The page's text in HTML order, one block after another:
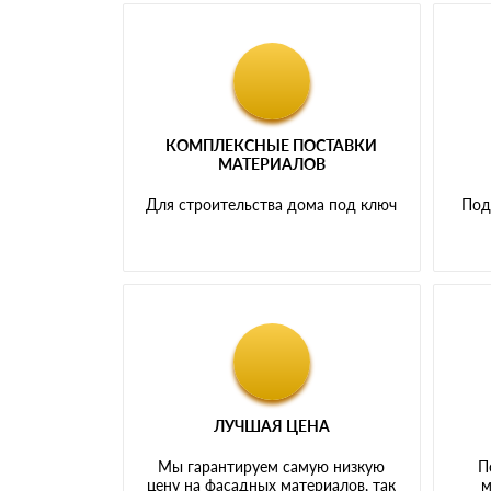
КОМПЛЕКСНЫЕ ПОСТАВКИ
МАТЕРИАЛОВ
Для строительства дома под ключ
ЛУЧШАЯ ЦЕНА
Мы гарантируем самую низкую
цену на фасадных материалов, так